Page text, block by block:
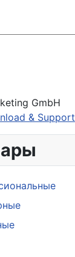
GmbH
& Support